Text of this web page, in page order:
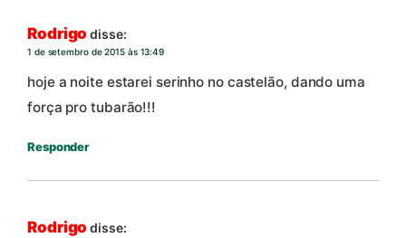
Rodrigo disse:
1 de setembro de 2015 às 13:49
hoje a noite estarei serinho no castelão, dando uma
força pro tubarão!!!
Responder
Rodrigo disse: